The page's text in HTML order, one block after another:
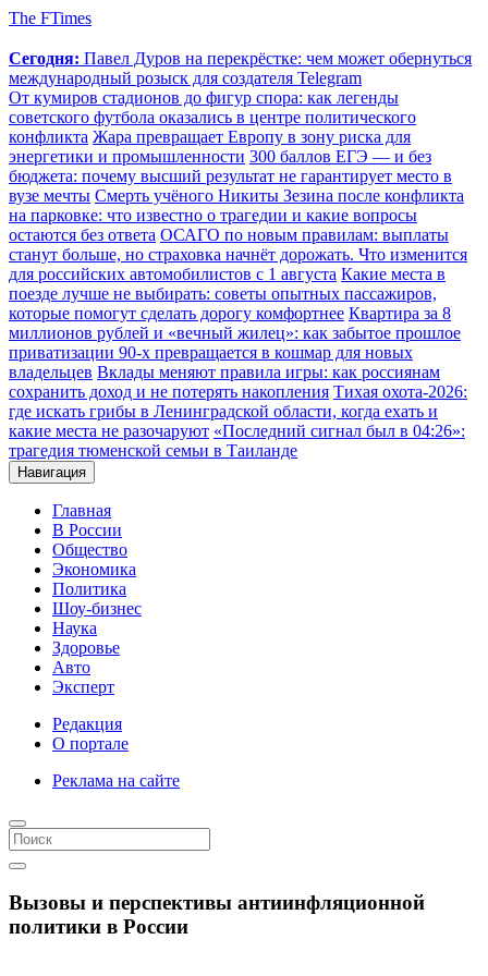
The FTimes
Сегодня: Павел Дуров на перекрёстке: чем может обернуться
международный розыск для создателя Telegram
От кумиров стадионов до фигур спора: как легенды
советского футбола оказались в центре политического
конфликта Жара превращает Европу в зону риска для
энергетики и промышленности 300 баллов ЕГЭ — и без
бюджета: почему высший результат не гарантирует место в
вузе мечты Смерть учёного Никиты Зезина после конфликта
на парковке: что известно о трагедии и какие вопросы
остаются без ответа ОСАГО по новым правилам: выплаты
станут больше, но страховка начнёт дорожать. Что изменится
для российских автомобилистов с 1 августа Какие места в
поезде лучше не выбирать: советы опытных пассажиров,
которые помогут сделать дорогу комфортнее Квартира за 8
миллионов рублей и «вечный жилец»: как забытое прошлое
приватизации 90-х превращается в кошмар для новых
владельцев Вклады меняют правила игры: как россиянам
сохранить доход и не потерять накопления Тихая охота-2026:
где искать грибы в Ленинградской области, когда ехать и
какие места не разочаруют «Последний сигнал был в 04:26»:
трагедия тюменской семьи в Таиланде
Навигация
Главная
В России
Общество
Экономика
Политика
Шоу-бизнес
Наука
Здоровье
Авто
Эксперт
Редакция
О портале
Реклама на сайте
Вызовы и перспективы антиинфляционной
политики в России